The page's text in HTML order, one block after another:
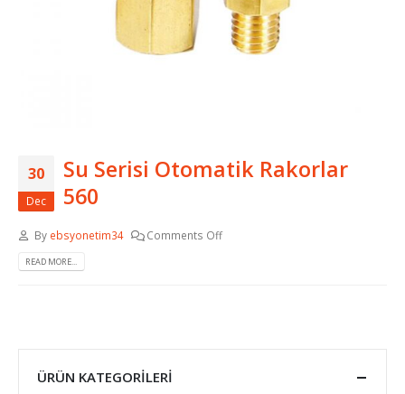
30
Dec
Su Serisi Otomatik Rakorlar
560
By ebsyonetim34 Comments Off
READ MORE...
ÜRÜN KATEGORILERI